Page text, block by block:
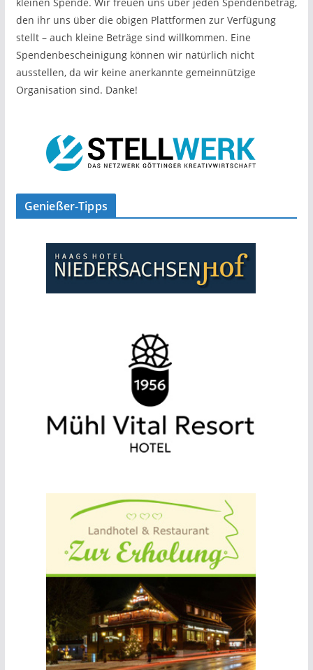
den ihr uns über die obigen Plattformen zur Verfügung
stellt – auch kleine Beträge sind willkommen. Eine
Spendenbescheinigung können wir natürlich nicht
ausstellen, da wir keine anerkannte gemeinnützige
Organisation sind. Danke!
Genießer-Tipps